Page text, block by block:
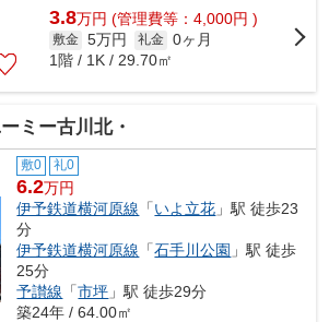
3.8万円 (管理費等：4,000円 )
敷金 5万円 礼金 0ヶ月
1階 / 1K / 29.70㎡
ミー古川北・
敷0 礼0
6.2万円
伊予鉄道横河原線 「いよ立花 」駅 徒歩23
分
伊予鉄道横河原線 「石手川公園 」駅 徒歩
25分
予讃線 「市坪 」駅 徒歩29分
築24年 / 64.00㎡